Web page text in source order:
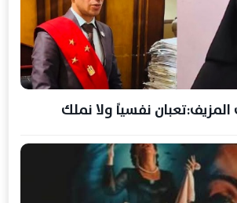
نفسياً ولا نملك